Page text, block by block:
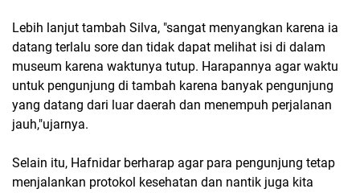
Lebih lanjut tambah Silva, "sangat menyangkan karena ia
datang terlalu sore dan tidak dapat melihat isi di dalam
museum karena waktunya tutup. Harapannya agar waktu
untuk pengunjung di tambah karena banyak pengunjung
yang datang dari luar daerah dan menempuh perjalanan
jauh,"ujarnya.
Selain itu, Hafnidar berharap agar para pengunjung tetap
menjalankan protokol kesehatan dan nantik juga kita